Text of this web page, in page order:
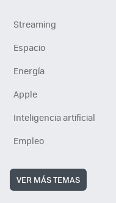
Streaming
Espacio
Energía
Apple
Inteligencia artificial
Empleo
VER MÁS TEMAS